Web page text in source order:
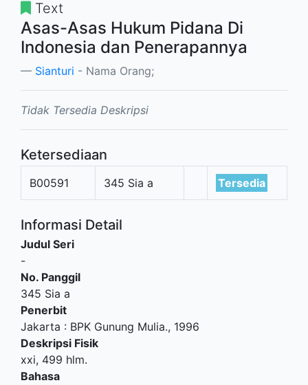
Text
Asas-Asas Hukum Pidana Di
Indonesia dan Penerapannya
Sianturi - Nama Orang;
Tidak Tersedia Deskripsi
Ketersediaan
B00591 345 Sia a Tersedia
Informasi Detail
Judul Seri
-
No. Panggil
345 Sia a
Penerbit
Jakarta : BPK Gunung Mulia., 1996
Deskripsi Fisik
xxi, 499 hlm.
Bahasa